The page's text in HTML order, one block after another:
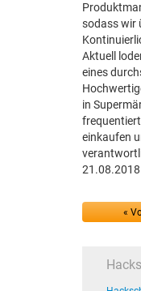
sodass wir
Aktuell
eines
in
einkaufen
21.08.2018
«